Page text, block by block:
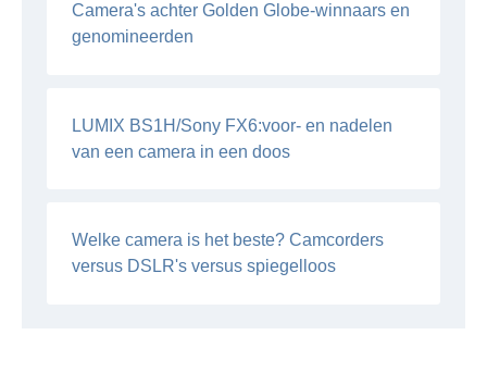
Camera's achter Golden Globe-winnaars en
genomineerden
LUMIX BS1H/Sony FX6:voor- en nadelen
van een camera in een doos
Welke camera is het beste? Camcorders
versus DSLR's versus spiegelloos